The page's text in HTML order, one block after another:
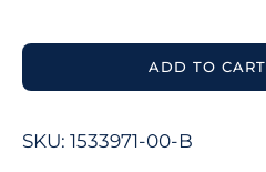
ADD TO CART
SKU: 1533971-00-B